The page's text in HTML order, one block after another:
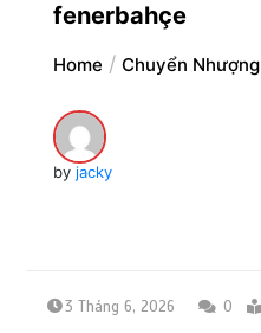
fenerbahçe
Home Chuyển Nhượng
by jacky
3 Tháng 6, 2026 0